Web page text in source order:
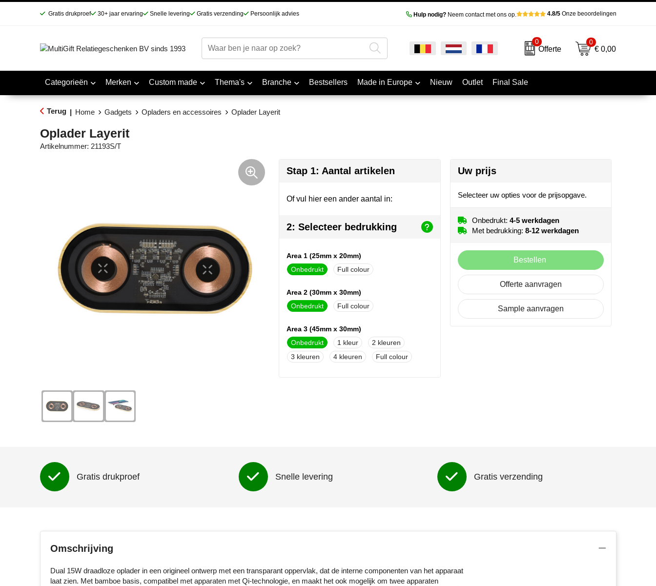
Gratis drukproef 30+ jaar ervaring Snelle levering Gratis verzending Persoonlijk advies Hulp nodig?Neem contact met ons op. 4.8/5Onze beoordelingen
0
Offerte
0
€ 0,00
Categorieën Merken Custom made Thema's Branche Bestsellers Made in Europe Nieuw Outlet Final Sale
Terug | Home Gadgets Opladers en accessoires Oplader Layerit
Oplader Layerit
Artikelnummer: 21193S/T
Stap 1: Aantal artikelen
Of vul hier een ander aantal in:
2: Selecteer bedrukking
Area 1 (25mm x 20mm)
Onbedrukt
Full colour
Area 2 (30mm x 30mm)
Onbedrukt
Full colour
Area 3 (45mm x 30mm)
Onbedrukt
1
2
3
4 Full colour
Uw prijs
Selecteer uw opties voor de prijsopgave.
Onbedrukt: 4-5 werkdagen
Met bedrukking: 8-12 werkdagen
Bestellen
Offerte aanvragen
Sample aanvragen
Gratis drukproef Snelle levering Gratis verzending
Omschrijving
Dual 15W draadloze oplader in een origineel ontwerp met een transparant oppervlak, dat de interne componenten van het apparaat
laat zien. Met bamboe basis, compatibel met apparaten met Qi-technologie, en maakt het ook mogelijk om twee apparaten